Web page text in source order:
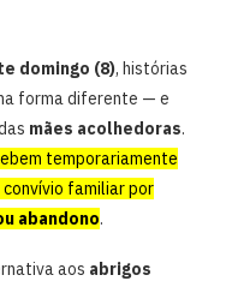
domingo (8), histórias
forma diferente — e
mães acolhedoras.
temporariamente
familiar por
abandono.
aos abrigos